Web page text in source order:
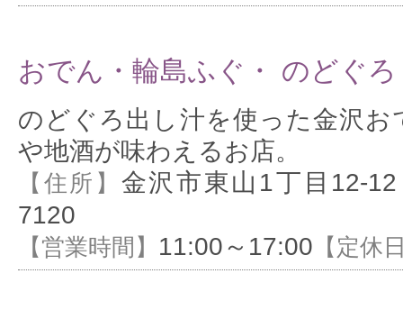
おでん・輪島ふぐ・ のどぐ
のどぐろ出し汁を使った金沢お
や地酒が味わえるお店。
【住所】 金沢市東山1丁目12-12
7120
【営業時間】 11:00～17:00 【定休